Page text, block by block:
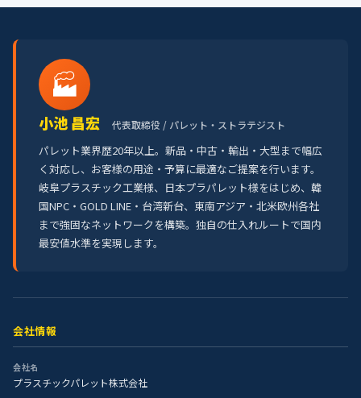
🏭
小池 昌宏 代表取締役 / パレット・ストラテジスト
パレット業界歴20年以上。新品・中古・輸出・大型まで幅広
く対応し、お客様の用途・予算に最適なご提案を行います。
岐阜プラスチック工業様、日本プラパレット様をはじめ、韓
国NPC・GOLD LINE・台湾新台、東南アジア・北米欧州各社
まで強固なネットワークを構築。独自の仕入れルートで国内
最安値水準を実現します。
会社情報
会社名
プラスチックパレット株式会社